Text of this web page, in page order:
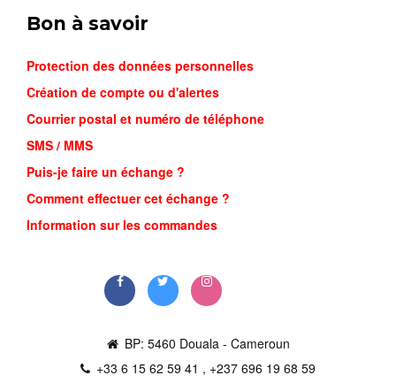
CRAMPON ...
28,700FCFA
Bon à savoir
Protection des données personnelles
Création de compte ou d'alertes
Courrier postal et numéro de téléphone
SMS / MMS
Puis-je faire un échange ?
Comment effectuer cet échange ?
Information sur les commandes
BP: 5460 Douala - Cameroun
+33 6 15 62 59 41 , +237 696 19 68 59